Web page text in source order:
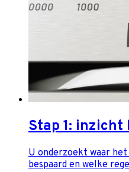
Stap 1:
U onderzoekt waar
bespaard en welke